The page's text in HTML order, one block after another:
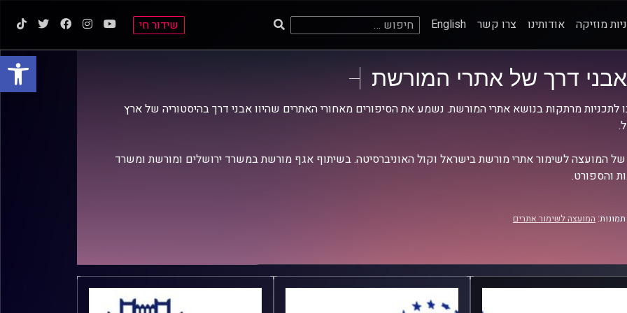
פתח
מוזיקה אודותינו צרו קשר English חיפוש: שידור חי
אבני דרך של אתרי המורשת
לתכניות מרתקות בנושא אתרי המורשת. נשמע את הסיפורים מאחורי האתרים שהיוו אבני דרך בהיסטוריה של ארץ
המועצה לשימור אתרי מורשת בישראל וקול האוניברסיטה. בשיתוף אגף מורשת במשרד ירושלים ומורשת ומשרד
והספורט.
המועצה לשימור אתרים